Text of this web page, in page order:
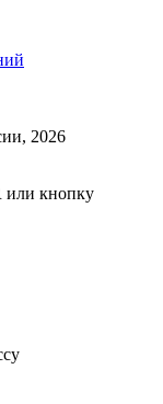
2026
или кнопку